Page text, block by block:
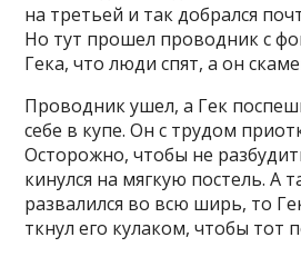
на третьей и так добрался
Но тут прошел проводник с
Гека, что люди спят, а он
Проводник ушел, а Гек
себе в купе. Он с трудом
Осторожно, чтобы не
кинулся на мягкую постель. А
развалился во всю ширь, то
ткнул его кулаком, чтобы тот